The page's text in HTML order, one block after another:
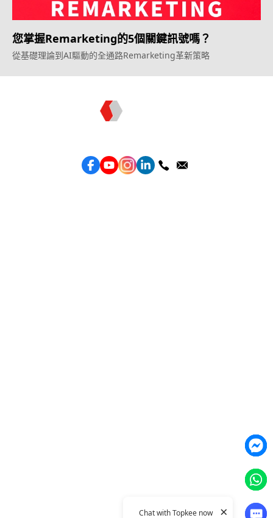
您掌握Remarketing的5個關鍵訊號嗎？
從基礎理論到AI驅動的全通路Remarketing革新策略
×
Chat with Topkee now